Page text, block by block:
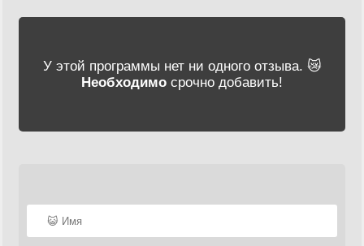
У этой программы нет ни одного отзыва. 😿
Необходимо срочно добавить!